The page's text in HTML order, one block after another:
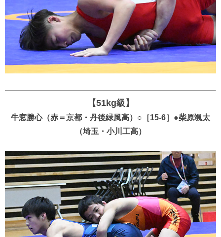
【51kg級】
牛窓勝心（赤＝京都・丹後緑風高）○［15-6］●柴原颯太
（埼玉・小川工高）